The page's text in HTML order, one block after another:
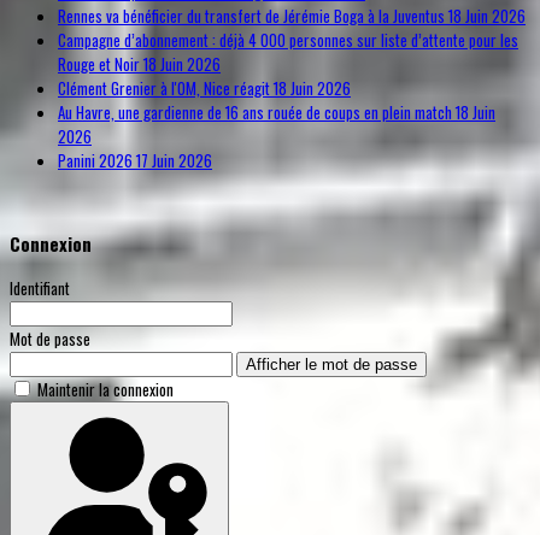
Rennes va bénéficier du transfert de Jérémie Boga à la Juventus 18 Juin 2026
Campagne d’abonnement : déjà 4 000 personnes sur liste d’attente pour les
Rouge et Noir18 Juin 2026
Clément Grenier à l'OM, Nice réagit18 Juin 2026
Au Havre, une gardienne de 16 ans rouée de coups en plein match 18 Juin
2026
Panini 2026 17 Juin 2026
Connexion
Identifiant
Mot de passe
Afficher le mot de passe
Maintenir la connexion